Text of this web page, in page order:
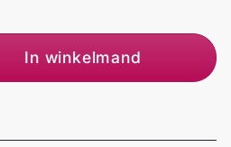
In winkelmand